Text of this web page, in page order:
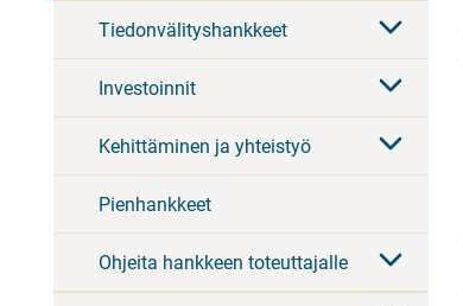
Tiedonvälityshankkeet
Investoinnit
Kehittäminen ja yhteistyö
Pienhankkeet
Ohjeita hankkeen toteuttajalle